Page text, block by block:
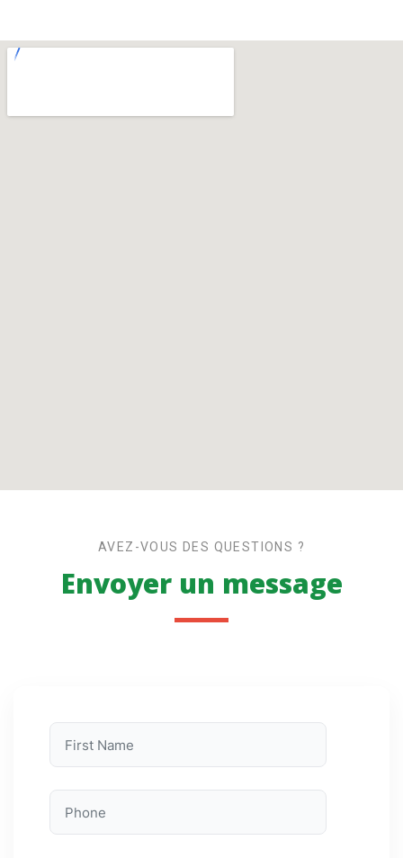
AVEZ-VOUS DES QUESTIONS ?
Envoyer un message